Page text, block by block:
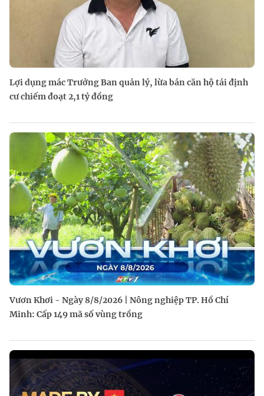
Lợi dụng mác Trưởng Ban quản lý, lừa bán căn hộ tái định
cư chiếm đoạt 2,1 tỷ đồng
Vươn Khơi - Ngày 8/8/2026 | Nông nghiệp TP. Hồ Chí
Minh: Cấp 149 mã số vùng trồng